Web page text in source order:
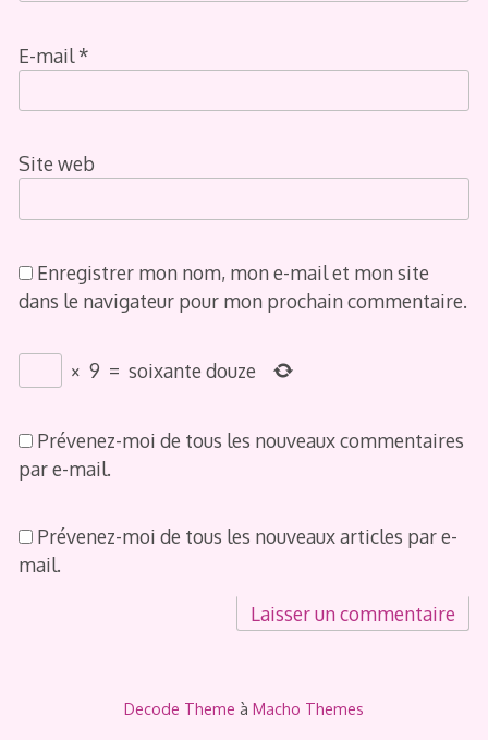
E-mail*
Site web
Enregistrer mon nom, mon e-mail et mon site
dans le navigateur pour mon prochain commentaire.
× 9 = soixante douze
Prévenez-moi de tous les nouveaux commentaires
par e-mail.
Prévenez-moi de tous les nouveaux articles par e-
mail.
Decode Theme à Macho Themes